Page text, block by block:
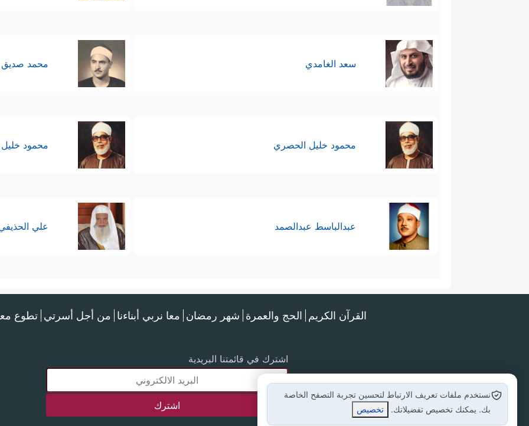
سعد الغامدي محمد صديق
محمود خليل الحصري محمود
عبدالباسط عبدالصمد علي
القرآن الكريم الحج والعمرة شهر رمضان معا نربي أبناءنا من أجل أسرتي تطوع
اشترك في قائمتنا البريدية
نستخدم ملفات تعريف الارتباط لتحسين تجربة التصفح الخاصة
بك. يمكنك تخصيص تفضيلاتك.
تخصيص